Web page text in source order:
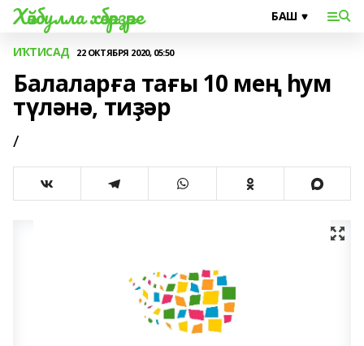
Хәйбулла хәбәрҙәре
ИҠТИСАД 22 ОКТЯБРЯ 2020, 05:50
Балаларға тағы 10 мең һум
түләнә, тиҙәр
/